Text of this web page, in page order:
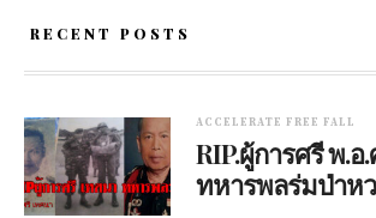
RECENT POSTS
ACCELERATE FREE FALL
RIP.ผู้การศรี พ.อ
ทหารพลร่มป่าห